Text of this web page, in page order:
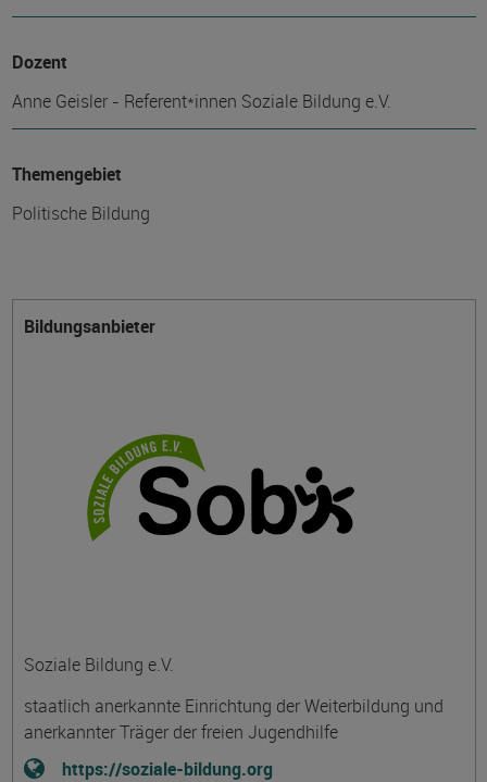
Dozent
Anne Geisler - Referent*innen Soziale Bildung e.V.
Themengebiet
Politische Bildung
Bildungsanbieter
Soziale Bildung e.V.
staatlich anerkannte Einrichtung der Weiterbildung und
anerkannter Träger der freien Jugendhilfe
https://soziale-bildung.org